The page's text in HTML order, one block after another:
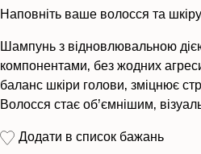
Наповніть ваше волосся та
Шампунь з відновлювальною
компонентами, без жодних
баланс шкіри голови, зміцнює
Волосся стає об’ємнішим,
Додати в список бажань